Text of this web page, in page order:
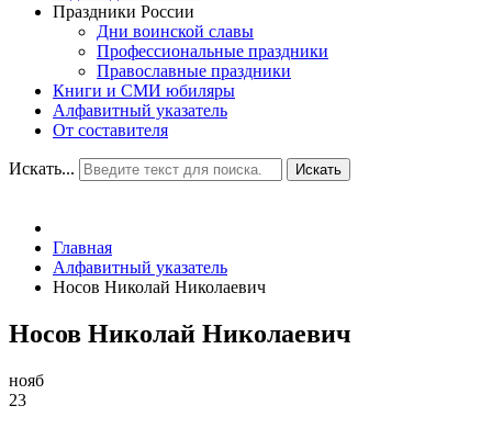
Праздники России
Дни воинской славы
Профессиональные праздники
Православные праздники
Книги и СМИ юбиляры
Алфавитный указатель
От составителя
Искать... Искать
Главная
Алфавитный указатель
Носов Николай Николаевич
Носов Николай Николаевич
нояб
23